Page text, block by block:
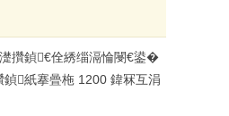
攢鍞€佺綉缁滆惀閿€鍙�
紙搴曡柂 1200 鍏冧互涓